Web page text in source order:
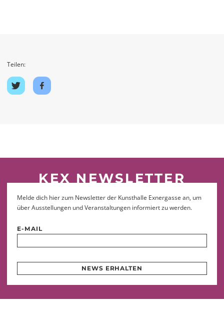
Teilen:
Auf
Twitter
Auf
Facebook
KEX NEWSLETTER
Melde dich hier zum Newsletter der Kunsthalle Exnergasse an, um
über Ausstellungen und Veranstaltungen informiert zu werden.
E-MAIL
NEWS ERHALTEN